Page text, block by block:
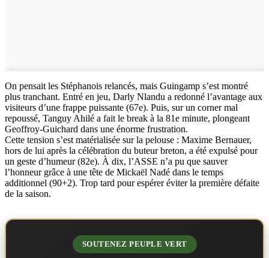
On pensait les Stéphanois relancés, mais Guingamp s’est montré
plus tranchant. Entré en jeu, Darly Nlandu a redonné l’avantage aux
visiteurs d’une frappe puissante (67e). Puis, sur un corner mal
repoussé, Tanguy Ahilé a fait le break à la 81e minute, plongeant
Geoffroy-Guichard dans une énorme frustration.
Cette tension s’est matérialisée sur la pelouse : Maxime Bernauer,
hors de lui après la célébration du buteur breton, a été expulsé pour
un geste d’humeur (82e). À dix, l’ASSE n’a pu que sauver
l’honneur grâce à une tête de Mickaël Nadé dans le temps
additionnel (90+2). Trop tard pour espérer éviter la première défaite
de la saison.
SOUTENEZ PEUPLE VERT